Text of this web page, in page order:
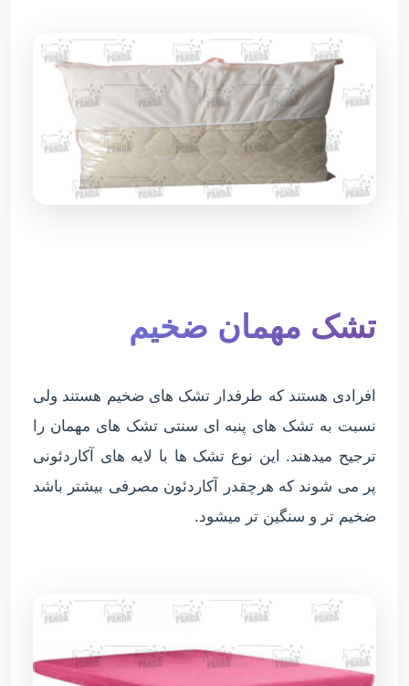
تشک مهمان ضخیم
افرادی هستند که طرفدار تشک های ضخیم هستند ولی
نسبت به تشک های پنبه ای سنتی تشک های مهمان را
ترجیح میدهند. این نوع تشک ها با لایه های آکاردئونی
پر می شوند که هرچقدر آکاردئون مصرفی بیشتر باشد
ضخیم تر و سنگین تر میشود.